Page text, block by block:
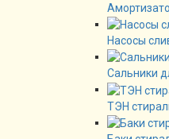
Насосы
Сальники
ТЭН